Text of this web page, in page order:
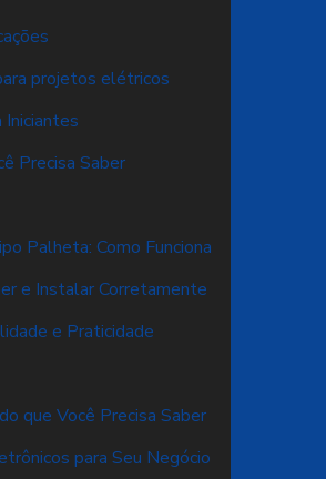
projetos elétricos
Precisa Saber
Palheta: Como Funciona
e Instalar Corretamente
e Praticidade
que Você Precisa Saber
para Seu Negócio